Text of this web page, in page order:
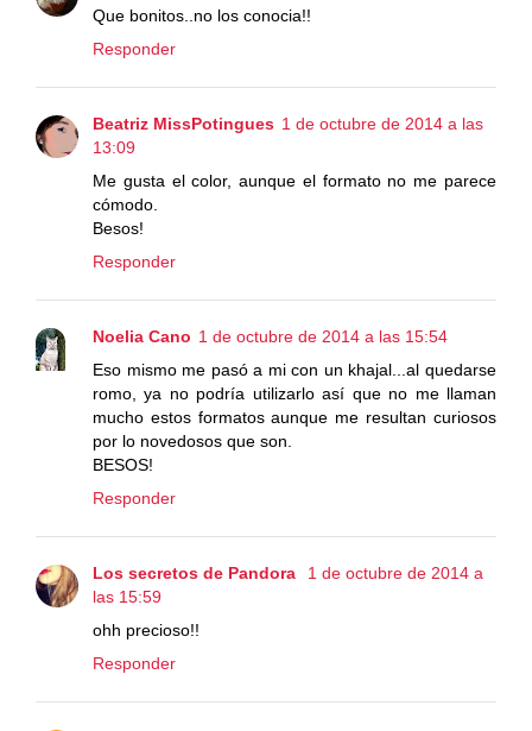
Que bonitos..no los conocia!!
Responder
Beatriz MissPotingues 1 de octubre de 2014 a las
13:09
Me gusta el color, aunque el formato no me parece
cómodo.
Besos!
Responder
Noelia Cano 1 de octubre de 2014 a las 15:54
Eso mismo me pasó a mi con un khajal...al quedarse
romo, ya no podría utilizarlo así que no me llaman
mucho estos formatos aunque me resultan curiosos
por lo novedosos que son.
BESOS!
Responder
Los secretos de Pandora
1 de octubre de 2014 a
las 15:59
ohh precioso!!
Responder